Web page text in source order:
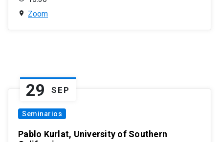
Zoom
29 SEP
Seminarios
Pablo Kurlat, University of Southern